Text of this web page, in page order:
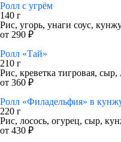
Ролл с угрём
140 г
Рис, угорь, унаги соус,
от 290 ₽
Ролл «Тай»
210 г
Рис, креветка тигровая, сыр,
от 360 ₽
Ролл «Филадельфия» в
220 г
Рис, лосось, огурец, сыр,
от 430 ₽